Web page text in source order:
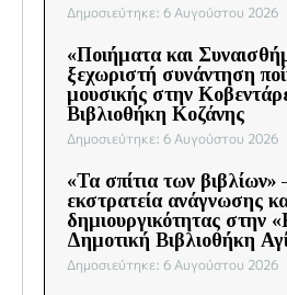
Δημοσιεύτηκε: 6 Αυγούστου 2026
«Ποιήματα και
ξεχωριστή συνάντηση
μουσικής στην
Βιβλιοθήκη Κοζάνης
Δημοσιεύτηκε: 6 Αυγούστου 2026
«Τα σπίτια των βιβλίων»
εκστρατεία ανάγνωσης
δημιουργικότητας στην
Δημοτική Βιβλιοθήκη
Δημοσιεύτηκε: 6 Αυγούστου 2026